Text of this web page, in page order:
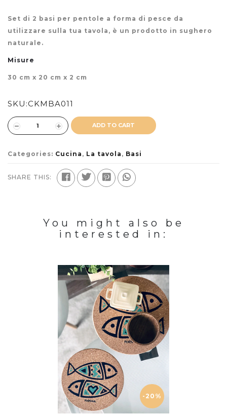
Set di 2 basi per pentole a forma di pesce da
utilizzare sulla tua tavola, è un prodotto in sughero
naturale.
Misure
30 cm x 20 cm x 2 cm
SKU:CKMBA011
ADD TO CART
Categories: Cucina , La tavola , Basi
SHARE THIS:
You might also be
interested in:
-20%